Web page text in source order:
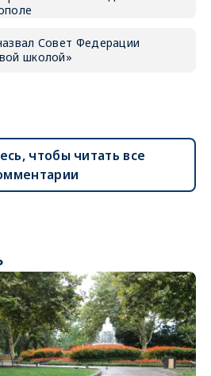
Совет Федерации
школой»
чтобы читать все